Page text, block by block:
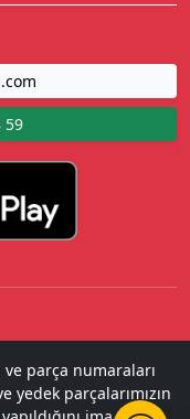
59
parça numaraları
yedek parçalarımızın